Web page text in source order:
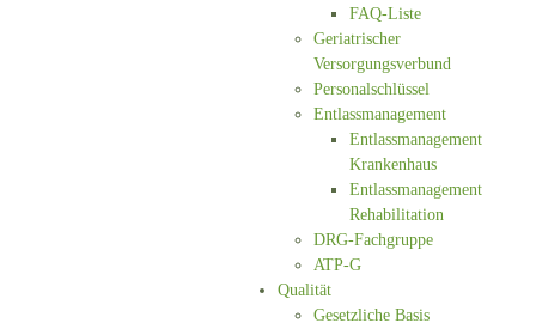
FAQ-Liste
Geriatrischer
Versorgungsverbund
Personalschlüssel
Entlassmanagement
Entlassmanagement
Krankenhaus
Entlassmanagement
Rehabilitation
DRG-Fachgruppe
ATP-G
Qualität
Gesetzliche Basis